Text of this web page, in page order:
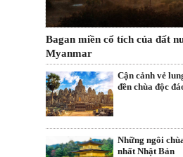
Bagan miền cổ tích của đất
Myanmar
Cận cảnh vẻ
đền chùa độc
Những ngôi
nhất Nhật Bản